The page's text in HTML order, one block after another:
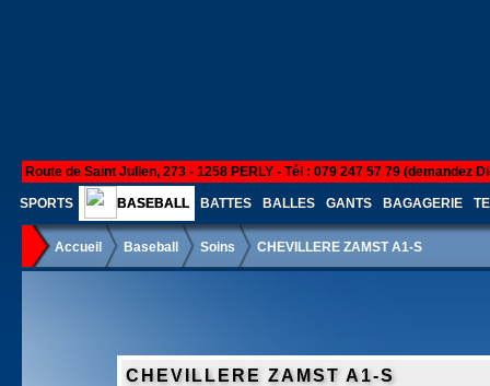
Route de Saint Julien, 273 - 1258 PERLY - Tél : 079 247 57 79 (demandez
SPORTS BASEBALL BATTES BALLES GANTS BAGAGERIE
Accueil Baseball Soins CHEVILLERE ZAMST A1-S
CHEVILLERE ZAMST A1-S